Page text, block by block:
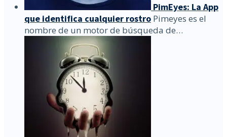
PimEyes: La App
que identifica cualquier rostro Pimeyes es el
nombre de un motor de búsqueda de…